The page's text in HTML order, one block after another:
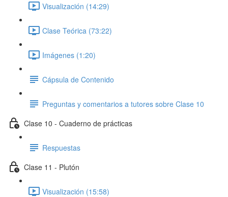
Visualización (14:29)
Clase Teórica (73:22)
Imágenes (1:20)
Cápsula de Contenido
Preguntas y comentarios a tutores sobre Clase 10
Clase 10 - Cuaderno de prácticas
Respuestas
Clase 11 - Plutón
Visualización (15:58)